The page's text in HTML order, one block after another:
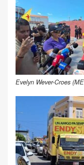
Evelyn Wever-Croes